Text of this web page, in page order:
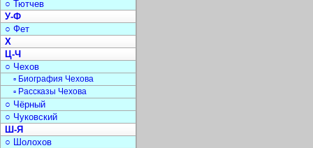
○ Тютчев
У-Ф
○ Фет
Х
Ц-Ч
○ Чехов
▫ Биография Чехова
▫ Рассказы Чехова
○ Чёрный
○ Чуковский
Ш-Я
○ Шолохов